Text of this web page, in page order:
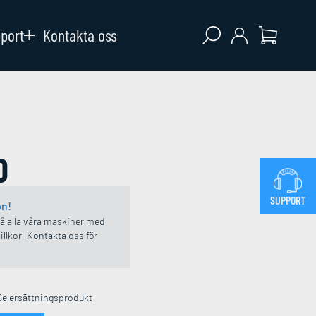
Kontakta oss Open search
alla våra maskiner med
Kontakta oss för
ersättningsprodukt.
SUPPORT